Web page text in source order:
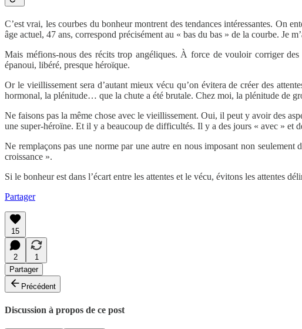
C’est vrai, les courbes du bonheur montrent des tendances intéressantes. On
âge actuel, 47 ans, correspond précisément au « bas du bas » de la courbe. Je
Mais méfions-nous des récits trop angéliques. À force de vouloir corriger
épanoui, libéré, presque héroïque.
Or le vieillissement sera d’autant mieux vécu qu’on évitera de créer des
hormonal, la plénitude… que la chute a été brutale. Chez moi, la plénitude de
Ne faisons pas la même chose avec le vieillissement. Oui, il peut y avoir des
une super-héroïne. Et il y a beaucoup de difficultés. Il y a des jours « avec » et
Ne remplaçons pas une norme par une autre en nous imposant non
croissance ».
Si le bonheur est dans l’écart entre les attentes et le vécu, évitons les attentes
Partager
15
2
1
Partager
Précédent
Discussion à propos de ce post